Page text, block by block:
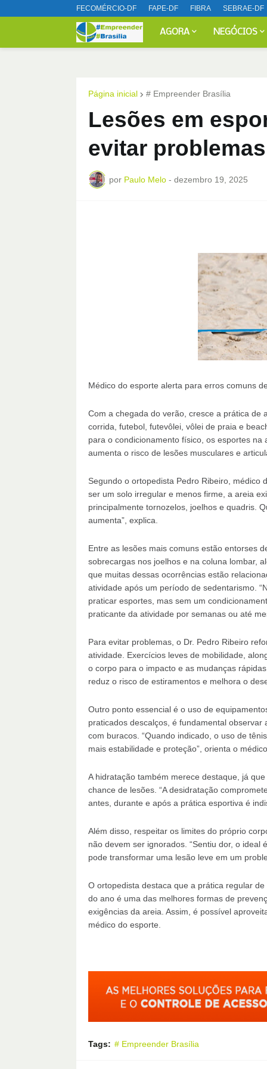
FECOMÉRCIO-DF FAPE-DF FIBRA SEBRAE-DF
AGORA NEGÓCIOS
Página inicial # Empreender Brasília
Lesões em
evitar
por Paulo Melo - dezembro 19, 2025
Médico do esporte alerta para erros comuns
Com a chegada do verão, cresce a prática de
corrida, futebol, futevôlei, vôlei de praia e
para o condicionamento físico, os esportes
aumenta o risco de lesões musculares e
Segundo o ortopedista Pedro Ribeiro, médico
ser um solo irregular e menos firme, a areia
principalmente tornozelos, joelhos e quadris.
aumenta”, explica.
Entre as lesões mais comuns estão entorses
sobrecargas nos joelhos e na coluna lombar,
que muitas dessas ocorrências estão
atividade após um período de sedentarismo.
praticar esportes, mas sem um
praticante da atividade por semanas ou até
Para evitar problemas, o Dr. Pedro Ribeiro
atividade. Exercícios leves de mobilidade,
o corpo para o impacto e as mudanças
reduz o risco de estiramentos e melhora o
Outro ponto essencial é o uso de
praticados descalços, é fundamental
com buracos. “Quando indicado, o uso de
mais estabilidade e proteção”, orienta o
A hidratação também merece destaque, já
chance de lesões. “A desidratação
antes, durante e após a prática esportiva é
Além disso, respeitar os limites do próprio
não devem ser ignorados. “Sentiu dor, o
pode transformar uma lesão leve em um
O ortopedista destaca que a prática regular
do ano é uma das melhores formas de
exigências da areia. Assim, é possível
médico do esporte.
Tags: # Empreender Brasília